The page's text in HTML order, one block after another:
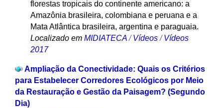
florestas tropicais do continente americano: a
Amazônia brasileira, colombiana e peruana e a
Mata Atlântica brasileira, argentina e paraguaia.
Localizado em MIDIATECA /Vídeos /Vídeos
2017
Ampliação da Conectividade: Quais os Critérios
para Estabelecer Corredores Ecológicos por Meio
da Restauração e Gestão da Paisagem? (Segundo
Dia)